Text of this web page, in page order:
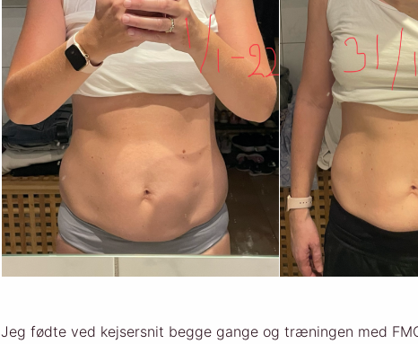
Jeg fødte ved kejsersnit begge gange og træningen med